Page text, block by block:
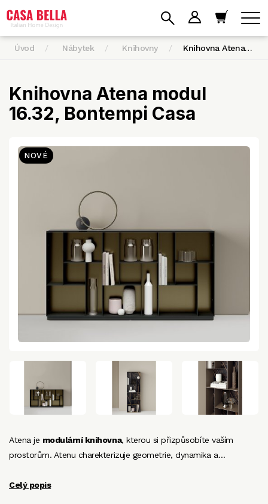
Úvod Nábytek Knihovny Knihovna Atena…
Knihovna Atena modul
16.32, Bontempi Casa
NOVÉ
Atena je modulární knihovna, kterou si přizpůsobíte vaším
prostorům. Atenu charekterizuje geometrie, dynamika a…
Celý popis